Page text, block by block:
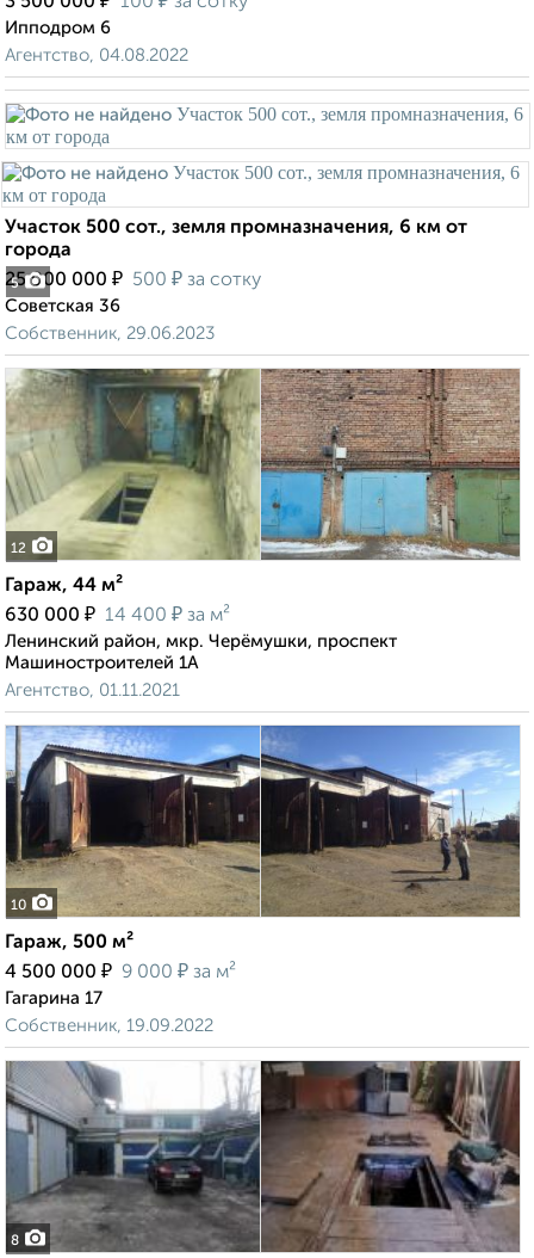
Ипподром 6
Агентство, 04.08.2022
5
Участок 500 сот., земля промназначения, 6 км от
города
25 000 000 ₽ 500 ₽ за сотку
Советская 36
Собственник, 29.06.2023
12
Гараж, 44 м²
630 000 ₽ 14 400 ₽ за м²
Ленинский район, мкр. Черёмушки, проспект
Машиностроителей 1А
Агентство, 01.11.2021
10
Гараж, 500 м²
4 500 000 ₽ 9 000 ₽ за м²
Гагарина 17
Собственник, 19.09.2022
8